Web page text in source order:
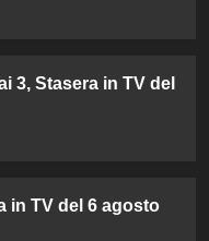
3, Stasera in TV del
in TV del 6 agosto